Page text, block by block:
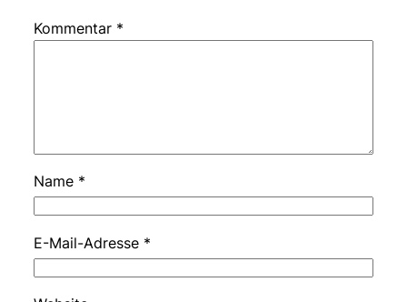
Kommentar *
Name *
E-Mail-Adresse *